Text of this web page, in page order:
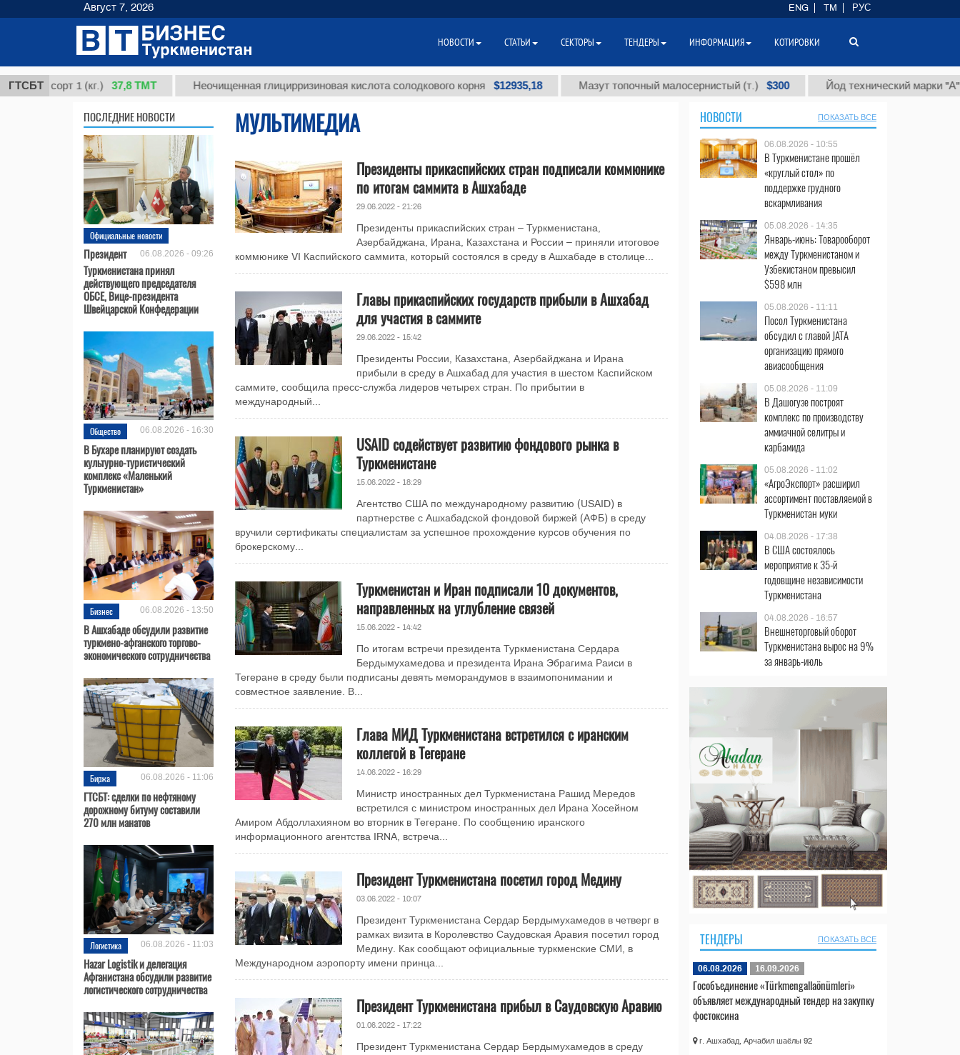
ГТСБТ
сорт 1 (кг.) 37,8 ТМТ Неочищенная глицирризиновая кислота солодкового корня $12935,18 Мазут топочный малосернистый (т.) $300 Йод технический марки "А" (т.)
ПОСЛЕДНИЕ НОВОСТИ
Официальные новости
06.08.2026 - 09:26
Президент
Туркменистана принял
действующего председателя
ОБСЕ, Вице-президента
Швейцарской Конфедерации
Общество 06.08.2026 - 16:30
В Бухаре планируют создать
культурно-туристический
комплекс «Маленький
Туркменистан»
Бизнес 06.08.2026 - 13:50
В Ашхабаде обсудили развитие
туркмено-афганского торгово-
экономического сотрудничества
Биржа 06.08.2026 - 11:06
ГТСБТ: сделки по нефтяному
дорожному битуму составили
270 млн манатов
Логистика 06.08.2026 - 11:03
Hazar Logistik и делегация
Афганистана обсудили развитие
логистического сотрудничества
МУЛЬТИМЕДИА
Президенты прикаспийских стран подписали коммюнике
по итогам саммита в Ашхабаде
29.06.2022 - 21:26
Президенты прикаспийских стран – Туркменистана,
Азербайджана, Ирана, Казахстана и России – приняли итоговое
коммюнике VI Каспийского саммита, который состоялся в среду в Ашхабаде в столице...
Главы прикаспийских государств прибыли в Ашхабад
для участия в саммите
29.06.2022 - 15:42
Президенты России, Казахстана, Азербайджана и Ирана
прибыли в среду в Ашхабад для участия в шестом Каспийском
саммите, сообщила пресс-служба лидеров четырех стран. По прибытии в
международный...
USAID содействует развитию фондового рынка в
Туркменистане
15.06.2022 - 18:29
Агентство США по международному развитию (USAID) в
партнерстве с Ашхабадской фондовой биржей (АФБ) в среду
вручили сертификаты специалистам за успешное прохождение курсов обучения по
брокерскому...
Туркменистан и Иран подписали 10 документов,
направленных на углубление связей
15.06.2022 - 14:42
По итогам встречи президента Туркменистана Сердара
Бердымухамедова и президента Ирана Эбрагима Раиси в
Тегеране в среду были подписаны девять меморандумов в взаимопонимании и
совместное заявление. В...
Глава МИД Туркменистана встретился с иранским
коллегой в Тегеране
14.06.2022 - 16:29
Министр иностранных дел Туркменистана Рашид Мередов
встретился с министром иностранных дел Ирана Хосейном
Амиром Абдоллахияном во вторник в Тегеране. По сообщению иранского
информационного агентства IRNA, встреча...
Президент Туркменистана посетил город Медину
03.06.2022 - 10:07
Президент Туркменистана Сердар Бердымухамедов в четверг в
рамках визита в Королевство Саудовская Аравия посетил город
Медину. Как сообщают официальные туркменские СМИ, в
Международном аэропорту имени принца...
Президент Туркменистана прибыл в Саудовскую Аравию
01.06.2022 - 17:22
Президент Туркменистана Сердар Бердымухамедов в среду
НОВОСТИ ПОКАЗАТЬ ВСЕ
06.08.2026 - 10:55
В Туркменистане прошёл
«круглый стол» по
поддержке грудного
вскармливания
05.08.2026 - 14:35
Январь-июнь: Товарооборот
между Туркменистаном и
Узбекистаном превысил
$598 млн
05.08.2026 - 11:11
Посол Туркменистана
обсудил с главой JATA
организацию прямого
авиасообщения
05.08.2026 - 11:09
В Дашогузе построят
комплекс по производству
аммиачной селитры и
карбамида
05.08.2026 - 11:02
«АгроЭкспорт» расширил
ассортимент поставляемой в
Туркменистан муки
04.08.2026 - 17:38
В США состоялось
мероприятие к 35-й
годовщине независимости
Туркменистана
04.08.2026 - 16:57
Внешнеторговый оборот
Туркменистана вырос на 9%
за январь-июль
ТЕНДЕРЫ ПОКАЗАТЬ ВСЕ
06.08.2026 16.09.2026
Гособъединение «Türkmengallaönümleri»
объявляет международный тендер на закупку
фостоксина
г. Ашхабад, Арчабил шаёлы 92
Август 7, 2026 ENG TM РУС
НОВОСТИ СТАТЬИ СЕКТОРЫ ТЕНДЕРЫ ИНФОРМАЦИЯ КОТИРОВКИ